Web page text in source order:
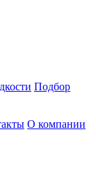
Подбор
О компании